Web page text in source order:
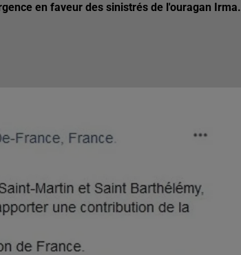
en faveur des sinistrés de l'ouragan Irma.